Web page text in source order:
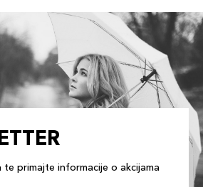
te primajte informacije o akcijama